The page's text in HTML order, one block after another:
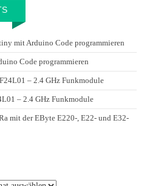
mit Arduino Code programmieren
Code programmieren
– 2.4 GHz Funkmodule
– 2.4 GHz Funkmodule
mit der EByte E220-, E22- und E32-